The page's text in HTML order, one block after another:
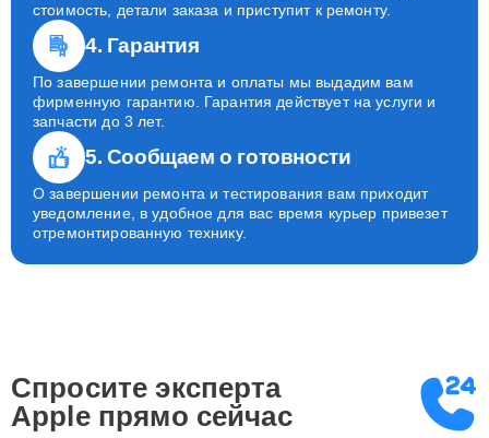
стоимость, детали заказа и приступит к ремонту.
4. Гарантия
По завершении ремонта и оплаты мы выдадим вам
фирменную гарантию. Гарантия действует на услуги и
запчасти до 3 лет.
5. Сообщаем о готовности
О завершении ремонта и тестирования вам приходит
уведомление, в удобное для вас время курьер привезет
отремонтированную технику.
Спросите эксперта
Apple прямо сейчас